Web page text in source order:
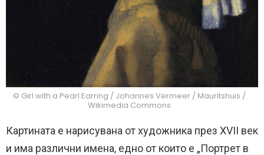
© Girl with a Pearl Earring / Johannes Vermeer / Mauritshuis /
Wikimedia Commons
Картината е нарисувана от художника през XVII век
и има различни имена, едно от които е „Портрет в